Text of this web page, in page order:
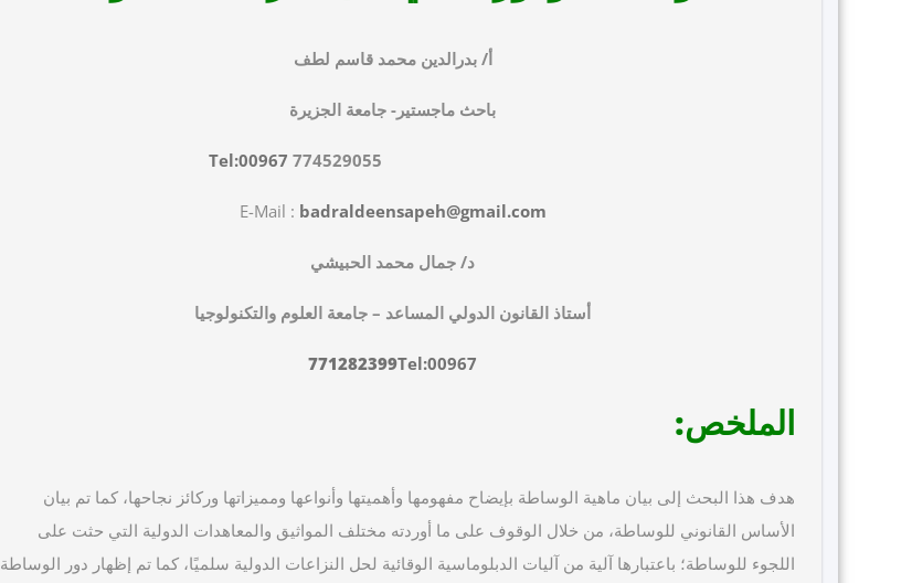
أ/بدرالدين محمد قاسم لطف
باحث ماجستير- جامعة الجزيرة
774529055
Tel:00967
E-Mail : badraldeensapeh@gmail.com
د/ جمال محمد الحبيشي
أستاذ القانون الدولي المساعد – جامعة العلوم والتكنولوجيا
771282399Tel:00967
الملخص:
هدف هذا البحث إلى بيان ماهية الوساطة بإيضاح مفهومها وأهميتها وأنواعها ومميزاتها وركائز نجاحها، كما تم بيان
الأساس القانوني للوساطة، من خلال الوقوف على ما أوردته مختلف المواثيق والمعاهدات الدولية التي حثت على
اللجوء للوساطة؛ باعتبارها آلية من آليات الدبلوماسية الوقائية لحل النزاعات الدولية سلميًا، كما تم إظهار دور الوساطة